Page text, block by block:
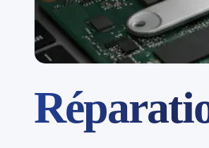
Contact
📱 Réparation téléphone par marque
📍 LOCALITÉS DESSERVIES